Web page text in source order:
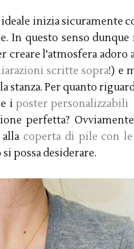
inizia sicuramente
In questo senso
creare l'atmosfera
scritte sopra!) e
Per quanto
i poster personalizzabili
perfetta?
alla coperta di pile con
possa desiderare.